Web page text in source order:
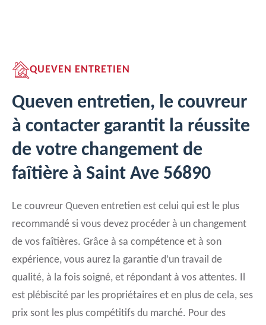
QUEVEN ENTRETIEN
Queven entretien, le couvreur
à contacter garantit la réussite
de votre changement de
faîtière à Saint Ave 56890
Le couvreur Queven entretien est celui qui est le plus
recommandé si vous devez procéder à un changement
de vos faîtières. Grâce à sa compétence et à son
expérience, vous aurez la garantie d’un travail de
qualité, à la fois soigné, et répondant à vos attentes. Il
est plébiscité par les propriétaires et en plus de cela, ses
prix sont les plus compétitifs du marché. Pour des